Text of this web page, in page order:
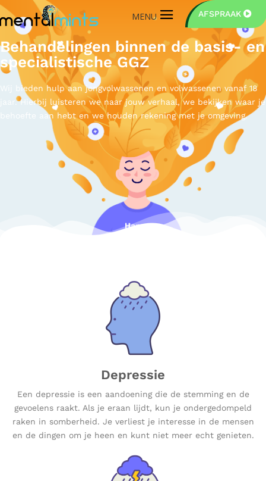
AFSPRAAK
Behandelingen binnen de basis- en
specialistische GGZ
Wij bieden hulp aan jongvolwassenen en volwassenen vanaf 18
jaar. Hierbij luisteren we naar jouw verhaal, we bekijken waar je
behoefte aan hebt en we houden rekening met je omgeving.
Depressie
Een depressie is een aandoening die de stemming en de
gevoelens raakt. Als je eraan lijdt, kun je ondergedompeld
raken in somberheid. Je verliest je interesse in de mensen
en de dingen om je heen en kunt niet meer echt genieten.